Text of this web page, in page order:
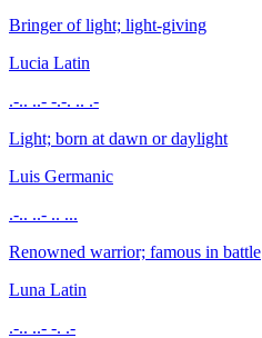
Bringer of light; light-giving
Lucia Latin
.-.. ..- -.-. .. .-
Light; born at dawn or daylight
Luis Germanic
.-.. ..- .. ...
Renowned warrior; famous in battle
Luna Latin
.-.. ..- -. .-